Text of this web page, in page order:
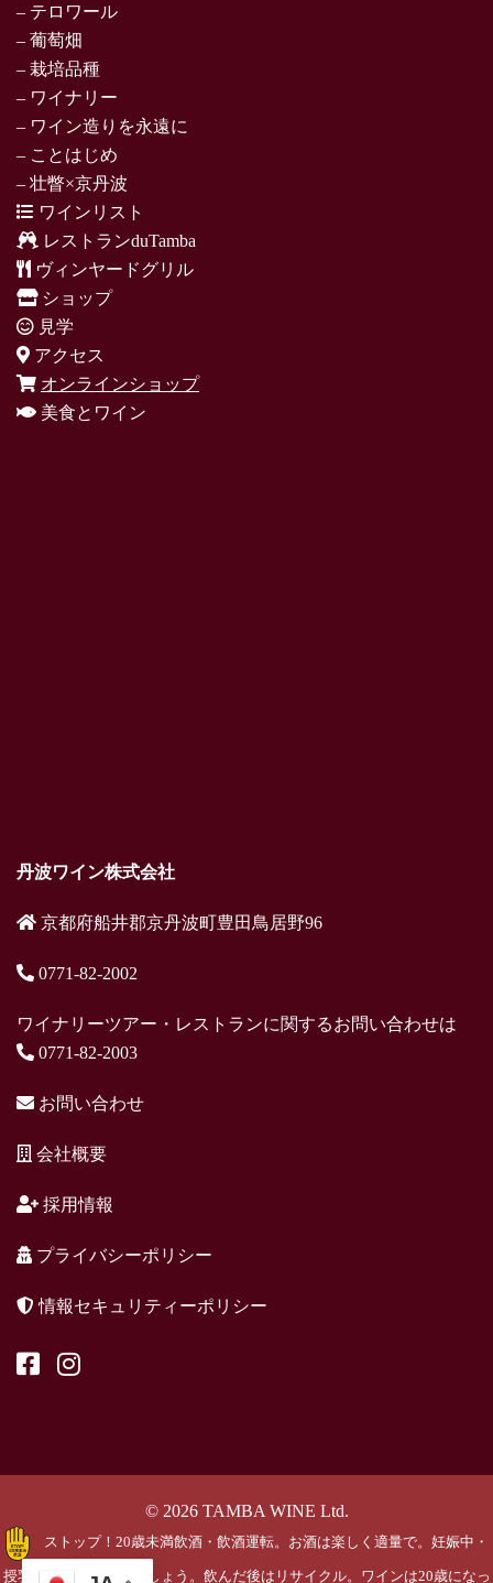
– テロワール
– 葡萄畑
– 栽培品種
– ワイナリー
– ワイン造りを永遠に
– ことはじめ
– 壮瞥×京丹波
ワインリスト
レストランduTamba
ヴィンヤードグリル
ショップ
見学
アクセス
オンラインショップ
美食とワイン
丹波ワイン株式会社
京都府船井郡京丹波町豊田鳥居野96
0771-82-2002
ワイナリーツアー・レストランに関するお問い合わせは
0771-82-2003
お問い合わせ
会社概要
採用情報
プライバシーポリシー
情報セキュリティーポリシー
© 2026 TAMBA WINE Ltd.
ストップ！20歳未満飲酒・飲酒運転。お酒は楽しく適量で。妊娠中・
授乳期の飲酒はやめましょう。飲んだ後はリサイクル。ワインは20歳になっ